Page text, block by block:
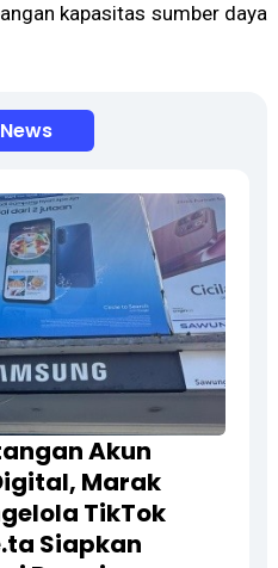
kapasitas sumber daya
News
Akun
Marak
TikTok
Siapkan